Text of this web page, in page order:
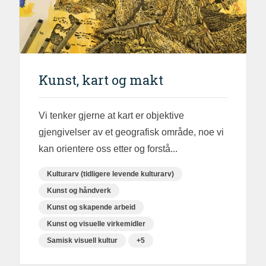
Kunst, kart og makt
Vi tenker gjerne at kart er objektive
gjengivelser av et geografisk område, noe vi
kan orientere oss etter og forstå...
Kulturarv (tidligere levende kulturarv)
Kunst og håndverk
Kunst og skapende arbeid
Kunst og visuelle virkemidler
Samisk visuell kultur
+5